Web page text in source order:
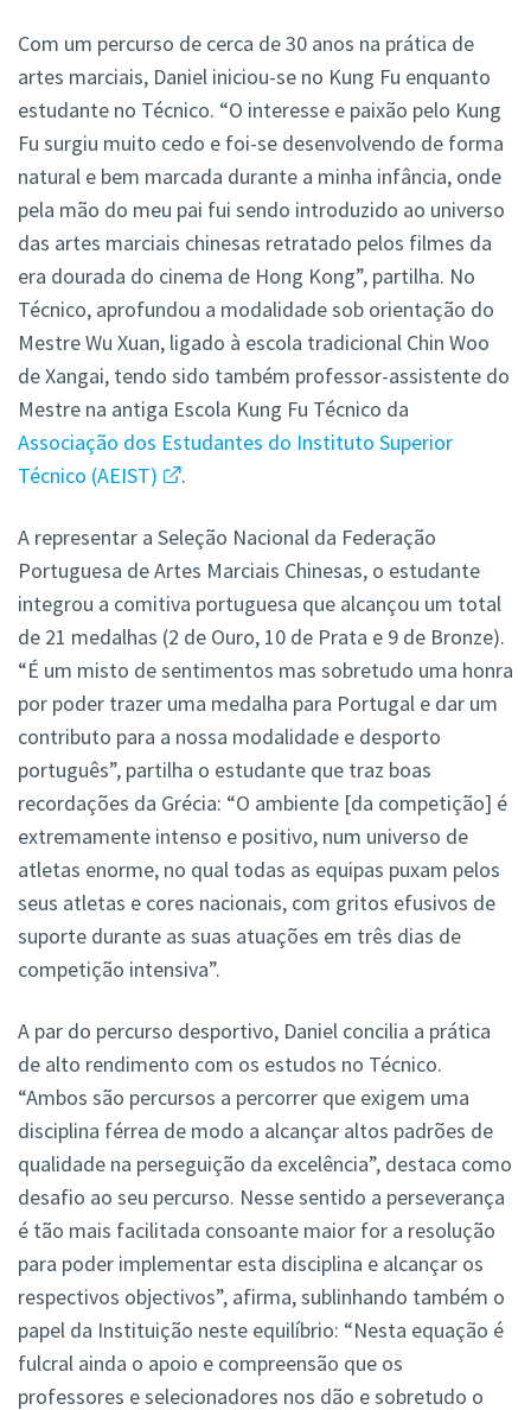
Com um percurso de cerca de 30 anos na prática de
artes marciais, Daniel iniciou-se no Kung Fu enquanto
estudante no Técnico. “O interesse e paixão pelo Kung
Fu surgiu muito cedo e foi-se desenvolvendo de forma
natural e bem marcada durante a minha infância, onde
pela mão do meu pai fui sendo introduzido ao universo
das artes marciais chinesas retratado pelos filmes da
era dourada do cinema de Hong Kong”, partilha. No
Técnico, aprofundou a modalidade sob orientação do
Mestre Wu Xuan, ligado à escola tradicional Chin Woo
de Xangai, tendo sido também professor-assistente do
Mestre na antiga Escola Kung Fu Técnico da
Associação dos Estudantes do Instituto Superior
Técnico (AEIST)
.
A representar a Seleção Nacional da Federação
Portuguesa de Artes Marciais Chinesas, o estudante
integrou a comitiva portuguesa que alcançou um total
de 21 medalhas (2 de Ouro, 10 de Prata e 9 de Bronze).
“É um misto de sentimentos mas sobretudo uma honra
por poder trazer uma medalha para Portugal e dar um
contributo para a nossa modalidade e desporto
português”, partilha o estudante que traz boas
recordações da Grécia: “O ambiente [da competição] é
extremamente intenso e positivo, num universo de
atletas enorme, no qual todas as equipas puxam pelos
seus atletas e cores nacionais, com gritos efusivos de
suporte durante as suas atuações em três dias de
competição intensiva”.
A par do percurso desportivo, Daniel concilia a prática
de alto rendimento com os estudos no Técnico.
“Ambos são percursos a percorrer que exigem uma
disciplina férrea de modo a alcançar altos padrões de
qualidade na perseguição da excelência”, destaca como
desafio ao seu percurso. Nesse sentido a perseverança
é tão mais facilitada consoante maior for a resolução
para poder implementar esta disciplina e alcançar os
respectivos objectivos”, afirma, sublinhando também o
papel da Instituição neste equilíbrio: “Nesta equação é
fulcral ainda o apoio e compreensão que os
professores e selecionadores nos dão e sobretudo o